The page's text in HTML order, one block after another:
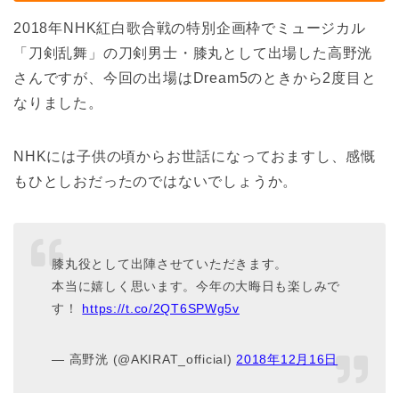
2018年NHK紅白歌合戦の特別企画枠でミュージカル
「刀剣乱舞」の刀剣男士・膝丸として出場した高野洸
さんですが、今回の出場はDream5のときから2度目と
なりました。
NHKには子供の頃からお世話になっておますし、感慨
もひとしおだったのではないでしょうか。
膝丸役として出陣させていただきます。
本当に嬉しく思います。今年の大晦日も楽しみで
す！ https://t.co/2QT6SPWg5v
— 高野洸 (@AKIRAT_official)2018年12月16日